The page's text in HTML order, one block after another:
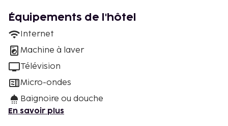
Équipements de l'hôtel
Internet
Machine à laver
Télévision
Micro-ondes
Baignoire ou douche
En savoir plus